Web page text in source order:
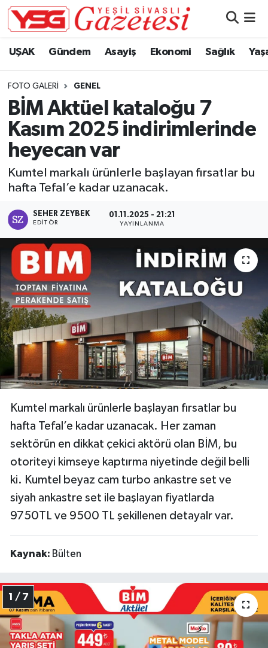
UŞAK Gündem Asayiş Ekonomi Sağlık
FOTO GALERI GENEL
BİM Aktüel kataloğu 7
Kasım 2025 indirimlerinde
heyecan var
Kumtel markalı ürünlerle başlayan fırsatlar bu
hafta Tefal’e kadar uzanacak.
SEHER ZEYBEK
EDITÖR
01.11.2025 - 21:21
YAYINLANMA
Kumtel markalı ürünlerle başlayan fırsatlar bu
hafta Tefal’e kadar uzanacak. Her zaman
sektörün en dikkat çekici aktörü olan BİM, bu
otoriteyi kimseye kaptırma niyetinde değil belli
ki. Kumtel beyaz cam turbo ankastre set ve
siyah ankastre set ile başlayan fiyatlarda
9750TL ve 9500 TL şekillenen detayalr var.
Kaynak: Bülten
1 / 7
Namaz Vakitleri
Trafik Durumu
Süper Lig Puan Durumu ve Fikstür
Son Dakika Haberleri
Haber Arşivi